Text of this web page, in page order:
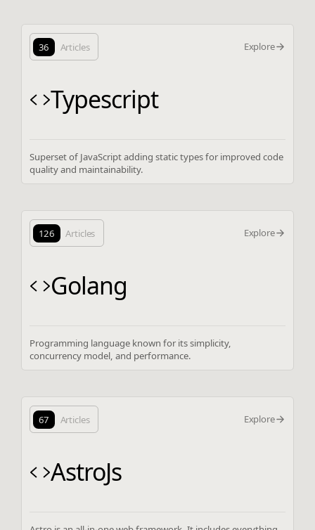
36 Articles Explore
Typescript
Superset of JavaScript adding static types for improved code
quality and maintainability.
126 Articles Explore
Golang
Programming language known for its simplicity,
concurrency model, and performance.
67 Articles Explore
AstroJs